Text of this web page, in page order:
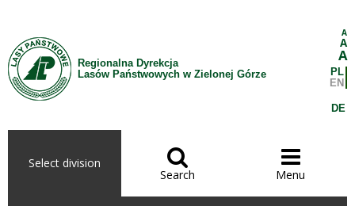
Regionalna Dyrekcja
Lasów Państwowych w Zielonej Górze
A
A
A
PL
EN
DE
Select division 
Search

Menu